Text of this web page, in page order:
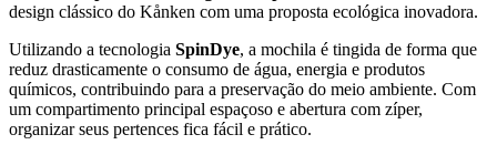
design clássico do Kånken com uma proposta ecológica inovadora.
Utilizando a tecnologia SpinDye, a mochila é tingida de forma que
reduz drasticamente o consumo de água, energia e produtos
químicos, contribuindo para a preservação do meio ambiente. Com
um compartimento principal espaçoso e abertura com zíper,
organizar seus pertences fica fácil e prático.